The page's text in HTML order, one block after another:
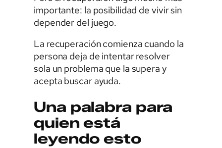
importante: la posibilidad de vivir sin
depender del juego.
La recuperación comienza cuando la
persona deja de intentar resolver
sola un problema que la supera y
acepta buscar ayuda.
Una palabra para
quien está
leyendo esto